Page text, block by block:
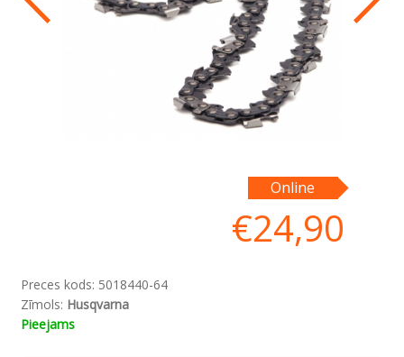
Online
€24,90
Preces kods: 5018440-64
Zīmols: Husqvarna
Pieejams